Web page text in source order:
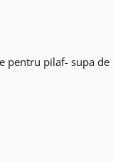
pilaf- supa